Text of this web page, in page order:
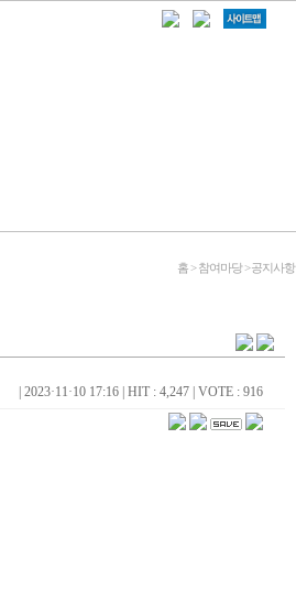
홈 > 참여마당 > 공지사항
2023·11·10 17:16 HIT : 4,247 VOTE : 916